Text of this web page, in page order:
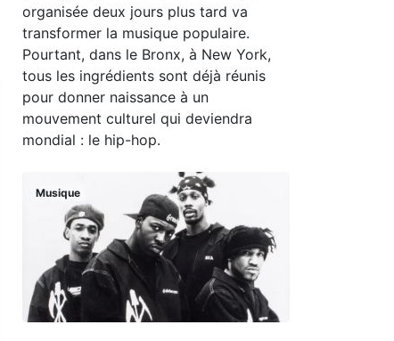
organisée deux jours plus tard va
transformer la musique populaire.
Pourtant, dans le Bronx, à New York,
tous les ingrédients sont déjà réunis
pour donner naissance à un
mouvement culturel qui deviendra
mondial : le hip-hop.
Musique